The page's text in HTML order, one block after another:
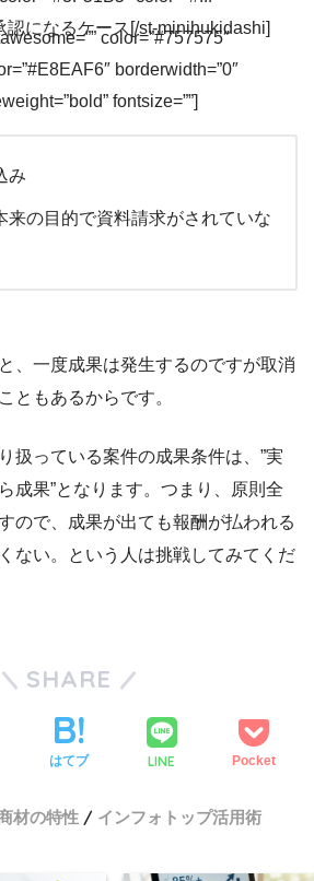
認になるケース[/st-minihukidashi]
color=”#757575″
borderwidth=”0″
fontsize=””]
み
来の目的で資料請求がされていな
、一度成果は発生するのですが取消
ともあるからです。
扱っている案件の成果条件は、”実
成果”となります。 つまり、原則全
ので、成果が出ても報酬が払われる
ない。という人は挑戦してみてくだ
SHARE
はてブ LINE Pocket
材の特性 インフォトップ活用術